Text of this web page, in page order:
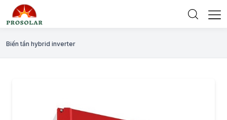
Biến tần hybrid inverter